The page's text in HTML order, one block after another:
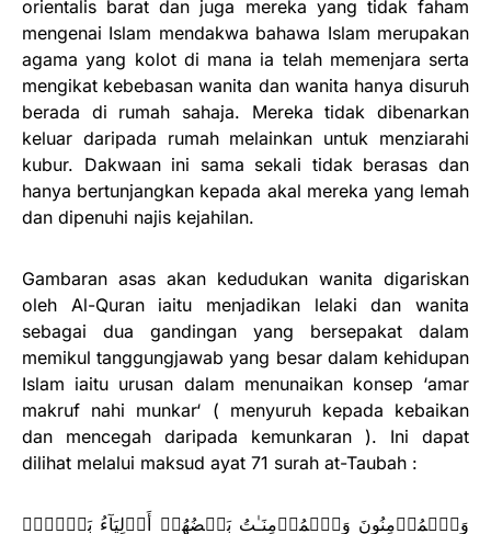
orientalis barat dan juga mereka yang tidak faham
mengenai Islam mendakwa bahawa Islam merupakan
agama yang kolot di mana ia telah memenjara serta
mengikat kebebasan wanita dan wanita hanya disuruh
berada di rumah sahaja. Mereka tidak dibenarkan
keluar daripada rumah melainkan untuk menziarahi
kubur. Dakwaan ini sama sekali tidak berasas dan
hanya bertunjangkan kepada akal mereka yang lemah
dan dipenuhi najis kejahilan.
Gambaran asas akan kedudukan wanita digariskan
oleh Al-Quran iaitu menjadikan lelaki dan wanita
sebagai dua gandingan yang bersepakat dalam
memikul tanggungjawab yang besar dalam kehidupan
Islam iaitu urusan dalam menunaikan konsep ‘amar
makruf nahi munkar‘ ( menyuruh kepada kebaikan
dan mencegah daripada kemunkaran ). Ini dapat
dilihat melalui maksud ayat 71 surah at-Taubah :
وَٱلۡمُؤۡمِنُونَ وَٱلۡمُؤۡمِنَـٰتُ بَعۡضُهُمۡ أَوۡلِيَآءُ بَعۡضٍ۬‌ۚ